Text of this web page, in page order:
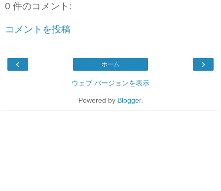
0 件のコメント:
コメントを投稿
‹ ›
ホーム
ウェブ バージョンを表示
Powered by Blogger.